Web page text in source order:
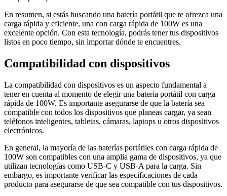
En resumen, si estás buscando una batería portátil que te ofrezca una
carga rápida y eficiente, una con carga rápida de 100W es una
excelente opción. Con esta tecnología, podrás tener tus dispositivos
listos en poco tiempo, sin importar dónde te encuentres.
Compatibilidad con dispositivos
La compatibilidad con dispositivos es un aspecto fundamental a
tener en cuenta al momento de elegir una batería portátil con carga
rápida de 100W. Es importante asegurarse de que la batería sea
compatible con todos los dispositivos que planeas cargar, ya sean
teléfonos inteligentes, tabletas, cámaras, laptops u otros dispositivos
electrónicos.
En general, la mayoría de las baterías portátiles con carga rápida de
100W son compatibles con una amplia gama de dispositivos, ya que
utilizan tecnologías como USB-C y USB-A para la carga. Sin
embargo, es importante verificar las especificaciones de cada
producto para asegurarse de que sea compatible con tus dispositivos.